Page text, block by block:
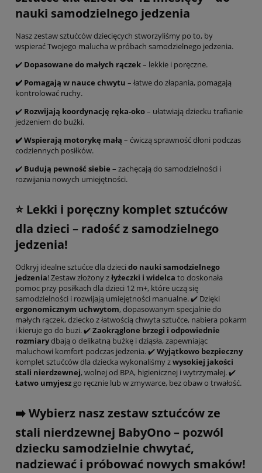
nauki samodzielnego jedzenia
Nasz zestaw sztućców dziecięcych stworzyliśmy po to, by
wspierać Twojego malucha w próbach samodzielnego jedzenia.
✔️ Dopasowane do małych rączek– lekkie i poręczne.
✔️ Pomagają w nauce chwytu – łatwe do złapania, pomagają
kontrolować ruchy.
✔️ Rozwijają koordynację ręka-oko– ułatwiają dziecku trafianie
jedzeniem do buźki.
✔️ Wspierają motorykę małą – ćwiczą sprawność dłoni podczas
codziennych posiłków.
✔️ Budują pewność siebie – zachęcają do samodzielności i
rozwijania nowych umiejętności.
⭐ Lekki i poręczny komplet sztućców
dla dzieci – radość z samodzielnego
jedzenia!
Odkryj idealne sztućce dla dzieci do nauki samodzielnego
jedzenia! Zestaw złożony złyżeczki i widelca to doskonała
pomoc przy posiłkach dla dzieci 12 m+, które uczą się
samodzielności i rozwijają umiejętności manualne. ✔️ Dzięki
ergonomicznym uchwytom, dopasowanym specjalnie do
małych rączek, dziecko z łatwością chwyta sztućce, nabiera pokarm
i kieruje go do buzi. ✔️Zaokrąglone brzegi i odpowiednie
rozmiarydbają o delikatną buźkę i dziąsła, zapewniając
maluchowi komfort podczas jedzenia. ✔️Wyjątkowo bezpieczny
komplet sztućców dla dziecka wykonaliśmy zwysokiej jakości
stali nierdzewnej, wolnej od BPA, higienicznej i wytrzymałej. ✔️
Łatwo umyjesz go ręcznie lub w zmywarce, bez obaw o trwałość.
➡️ Wybierz nasz zestaw sztućców ze
stali nierdzewnej BabyOno – pozwól
dziecku samodzielnie chwytać,
nadziewać i próbować nowych smaków!